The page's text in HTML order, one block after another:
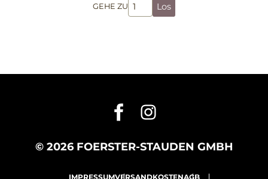
GEHE ZU Los
© 2026 FOERSTER-STAUDEN GMBH
IMPRESSUMVERSANDKOSTENAGB